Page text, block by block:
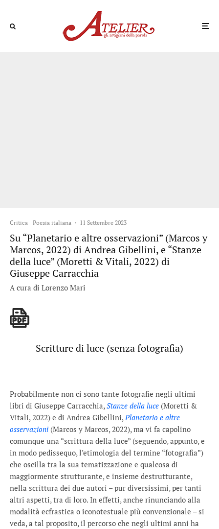
Critica Poesia italiana · 11 Settembre 2023
Su “Planetario e altre osservazioni” (Marcos y
Marcos, 2022) di Andrea Gibellini, e “Stanze
della luce” (Moretti & Vitali, 2022) di
Giuseppe Carracchia
A cura di Lorenzo Mari
Scritture di luce (senza fotografia)
Probabilmente non ci sono tante fotografie negli ultimi
libri di Giuseppe Carracchia, Stanze della luce (Moretti &
Vitali, 2022) e di Andrea Gibellini, Planetario e altre
osservazioni (Marcos y Marcos, 2022), ma vi fa capolino
comunque una “scrittura della luce” (seguendo, appunto, e
in modo pedissequo, l’etimologia del termine “fotografia”)
che oscilla tra la sua tematizzazione e qualcosa di
maggiormente strutturante, e insieme destrutturante,
nella scrittura dei due autori – pur diversissimi, per tanti
altri aspetti, tra di loro. In effetti, anche rinunciando alla
modalità ecfrastica o iconotestuale più convenzionale – si
veda, a tal proposito, il percorso che negli ultimi anni ha